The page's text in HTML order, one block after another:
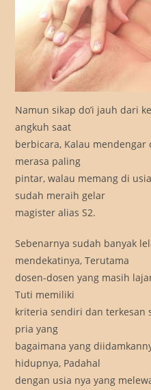
Namun sikap do’i jauh dari
angkuh saat
berbicara, Kalau mendengar
merasa paling
pintar, walau memang di
sudah meraih gelar
magister alias S2.
Sebenarnya sudah banyak
mendekatinya, Terutama
dosen-dosen yang masih
Tuti memiliki
kriteria sendiri dan terkesan
pria yang
bagaimana yang
hidupnya, Padahal
dengan usia nya yang